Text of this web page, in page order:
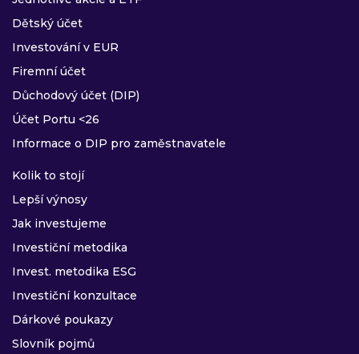
Dětský účet
Investování v EUR
Firemní účet
Důchodový účet (DIP)
Účet Portu <26
Informace o DIP pro zaměstnavatele
Kolik to stojí
Lepší výnosy
Jak investujeme
Investiční metodika
Invest. metodika ESG
Investiční konzultace
Dárkové poukazy
Slovník pojmů